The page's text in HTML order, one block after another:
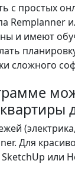
с простых
Remplanner
и имеют
сложного
Для
или